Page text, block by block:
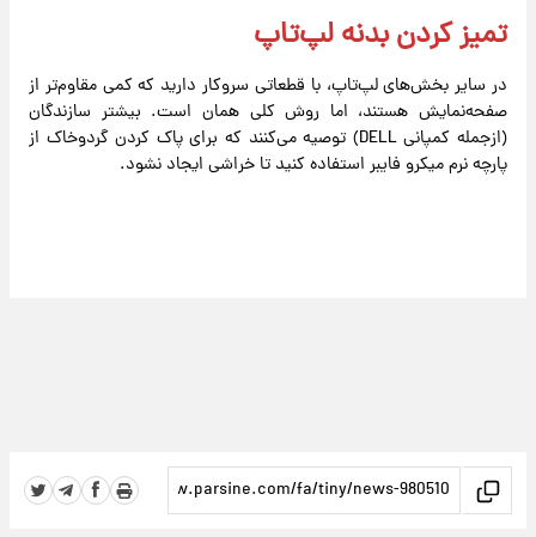
تمیز کردن بدنه لپ‌تاپ
در سایر بخش‌های لپ‌تاپ، با قطعاتی سروکار دارید که کمی مقاوم‌تر از
صفحه‌نمایش هستند، اما روش کلی همان است. بیشتر سازندگان
(ازجمله کمپانی DELL) توصیه می‌کنند که برای پاک کردن گردوخاک از
پارچه نرم میکرو فایبر استفاده کنید تا خراشی ایجاد نشود.